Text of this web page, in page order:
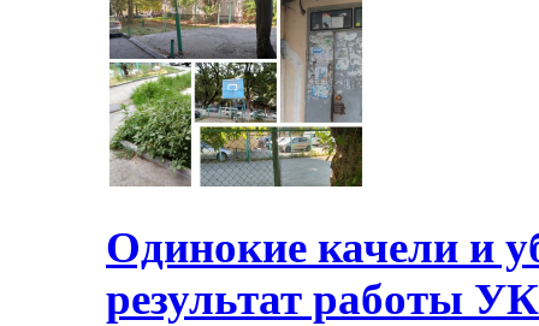
Одинокие качели и
результат работы